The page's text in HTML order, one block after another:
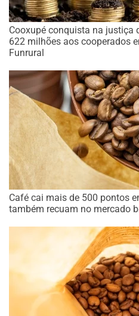
Cooxupé conquista na justiça
622 milhões aos cooperados
Funrural
Café cai mais de 500 pontos
também recuam no mercado